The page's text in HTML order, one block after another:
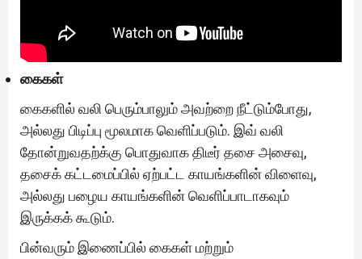
கைகள்
கைகளில் வலி பெரும்பாலும் அவற்றை நீட்டும்போது,
அல்லது பிடிப்பு மூலமாக வெளிப்படும். இவ் வலி
தோன்றுவதற்க்கு பொதுவாக திடீர் தசை அசைவு,
தசைக் கட்டமைப்பில் ஏற்பட்ட காயங்களின் விளைவு,
அல்லது பழைய காயங்களின் வெளிப்பாடாகவும்
இருக்கக் கூடும்.
பின்வரும் இணைப்பில் கைகள் மற்றும்